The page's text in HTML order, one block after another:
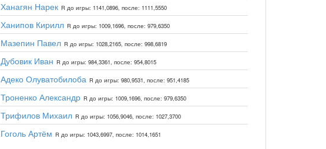
Ханагян Нарек R до игры: 1141,0896, после: 1111,5550
Ханипов Кирилл R до игры: 1009,1696, после: 979,6350
Мазепин Павел R до игры: 1028,2165, после: 998,6819
Дубовик Иван R до игры: 984,3361, после: 954,8015
Адеко Олуватобилоба R до игры: 980,9531, после: 951,4185
Троненко Александр R до игры: 1009,1696, после: 979,6350
Трифилов Михаил R до игры: 1056,9046, после: 1027,3700
Гоголь Артём R до игры: 1043,6997, после: 1014,1651